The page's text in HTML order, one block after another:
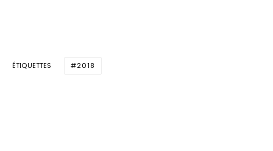
ÉTIQUETTES 2018